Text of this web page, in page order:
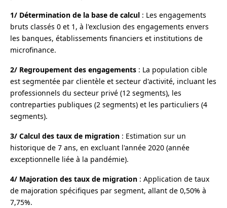
1/ Détermination de la base de calcul : Les engagements
bruts classés 0 et 1, à l'exclusion des engagements envers
les banques, établissements financiers et institutions de
microfinance.
2/ Regroupement des engagements : La population cible
est segmentée par clientèle et secteur d'activité, incluant les
professionnels du secteur privé (12 segments), les
contreparties publiques (2 segments) et les particuliers (4
segments).
3/ Calcul des taux de migration : Estimation sur un
historique de 7 ans, en excluant l'année 2020 (année
exceptionnelle liée à la pandémie).
4/ Majoration des taux de migration : Application de taux
de majoration spécifiques par segment, allant de 0,50% à
7,75%.